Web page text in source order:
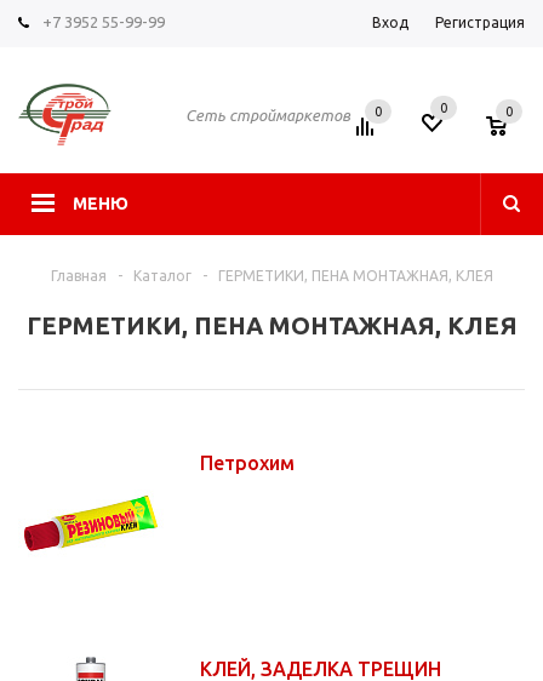
+7 3952 55-99-99 Вход Регистрация
Сеть строймаркетов
МЕНЮ
0 0 0
Главная - Каталог - ГЕРМЕТИКИ, ПЕНА МОНТАЖНАЯ, КЛЕЯ
ГЕРМЕТИКИ, ПЕНА МОНТАЖНАЯ, КЛЕЯ
Петрохим
КЛЕЙ, ЗАДЕЛКА ТРЕЩИН